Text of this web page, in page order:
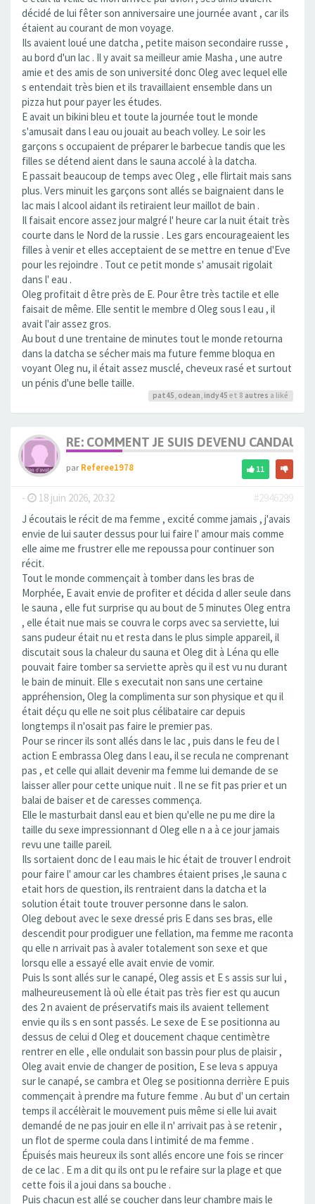
décidé de lui fêter son anniversaire une journée avant , car ils
étaient au courant de mon voyage.
Ils avaient loué une datcha , petite maison secondaire russe ,
au bord d'un lac . Il y avait sa meilleur amie Masha , une autre
amie et des amis de son université donc Oleg avec lequel elle
s entendait très bien et ils travaillaient ensemble dans un
pizza hut pour payer les études.
E avait un bikini bleu et toute la journée tout le monde
s'amusait dans l eau ou jouait au beach volley. Le soir les
garçons s occupaient de préparer le barbecue tandis que les
filles se détend aient dans le sauna accolé à la datcha.
E passait beaucoup de temps avec Oleg , elle flirtait mais sans
plus. Vers minuit les garçons sont allés se baignaient dans le
lac mais l alcool aidant ils retiraient leur maillot de bain .
Il faisait encore assez jour malgré l' heure car la nuit était très
courte dans le Nord de la russie . Les gars encourageaient les
filles à venir et elles acceptaient de se mettre en tenue d'Eve
pour les rejoindre . Tout ce petit monde s' amusait rigolait
dans l' eau .
Oleg profitait d être près de E. Pour être très tactile et elle
faisait de même. Elle sentit le membre d Oleg sous l eau , il
avait l'air assez gros.
Au bout d une trentaine de minutes tout le monde retourna
dans la datcha se sécher mais ma future femme bloqua en
voyant Oleg nu, il était assez musclé, cheveux rasé et surtout
un pénis d'une belle taille.
pat45, odean, indy45 et 8 autres a liké
RE: COMMENT JE SUIS DEVENU
parReferee1978 11
- 18 juin 2026, 20:32
#2946299
J écoutais le récit de ma femme , excité comme jamais , j'avais
envie de lui sauter dessus pour lui faire l' amour mais comme
elle aime me frustrer elle me repoussa pour continuer son
récit.
Tout le monde commençait à tomber dans les bras de
Morphée, E avait envie de profiter et décida d aller seule dans
le sauna , elle fut surprise qu au bout de 5 minutes Oleg entra
, elle était nue mais se couvra le corps avec sa serviette, lui
sans pudeur était nu et resta dans le plus simple appareil, il
discutait sous la chaleur du sauna et Oleg dit à Léna qu elle
pouvait faire tomber sa serviette après qu il est vu nu durant
le bain de minuit. Elle s executait non sans une certaine
appréhension, Oleg la complimenta sur son physique et qu il
était déçu qu elle ne soit plus célibataire car depuis
longtemps il n'osait pas faire le premier pas.
Pour se rincer ils sont allés dans le lac , puis dans le feu de l
action E embrassa Oleg dans l eau, il se recula ne comprenant
pas , et celle qui allait devenir ma femme lui demande de se
laisser aller pour cette unique nuit . Il ne se fit pas prier et un
balai de baiser et de caresses commença.
Elle le masturbait dansl eau et bien qu'elle ne pu me dire la
taille du sexe impressionnant d Oleg elle n a à ce jour jamais
revu une taille pareil.
Ils sortaient donc de l eau mais le hic était de trouver l endroit
pour faire l' amour car les chambres étaient prises ,le sauna c
etait hors de question, ils rentraient dans la datcha et la
solution était toute trouver personne dans le salon.
Oleg debout avec le sexe dressé pris E dans ses bras, elle
descendit pour prodiguer une fellation, ma femme me raconta
qu elle n arrivait pas à avaler totalement son sexe et que
lorsqu elle a essayé elle avait envie de vomir.
Puis ls sont allés sur le canapé, Oleg assis et E s assis sur lui ,
malheureusement là où elle était pas très fier est qu aucun
des 2 n avaient de préservatifs mais ils avaient tellement
envie qu ils s en sont passés. Le sexe de E se positionna au
dessus de celui d Oleg et doucement chaque centimètre
rentrer en elle , elle ondulait son bassin pour plus de plaisir ,
Oleg avait envie de changer de position, E se leva s appuya
sur le canapé, se cambra et Oleg se positionna derrière E puis
commençait à prendre ma future femme . Au but d' un certain
temps il accélèrait le mouvement puis même si elle lui avait
demandé de ne pas jouir en elle il n' arrivait pas à se retenir ,
un flot de sperme coula dans l intimité de ma femme .
Épuisés mais heureux ils sont allés encore une fois se rincer
de ce lac . E m a dit qu ils ont pu le refaire sur la plage et que
cette fois il a joui dans sa bouche .
Puis chacun est allé se coucher dans leur chambre mais le